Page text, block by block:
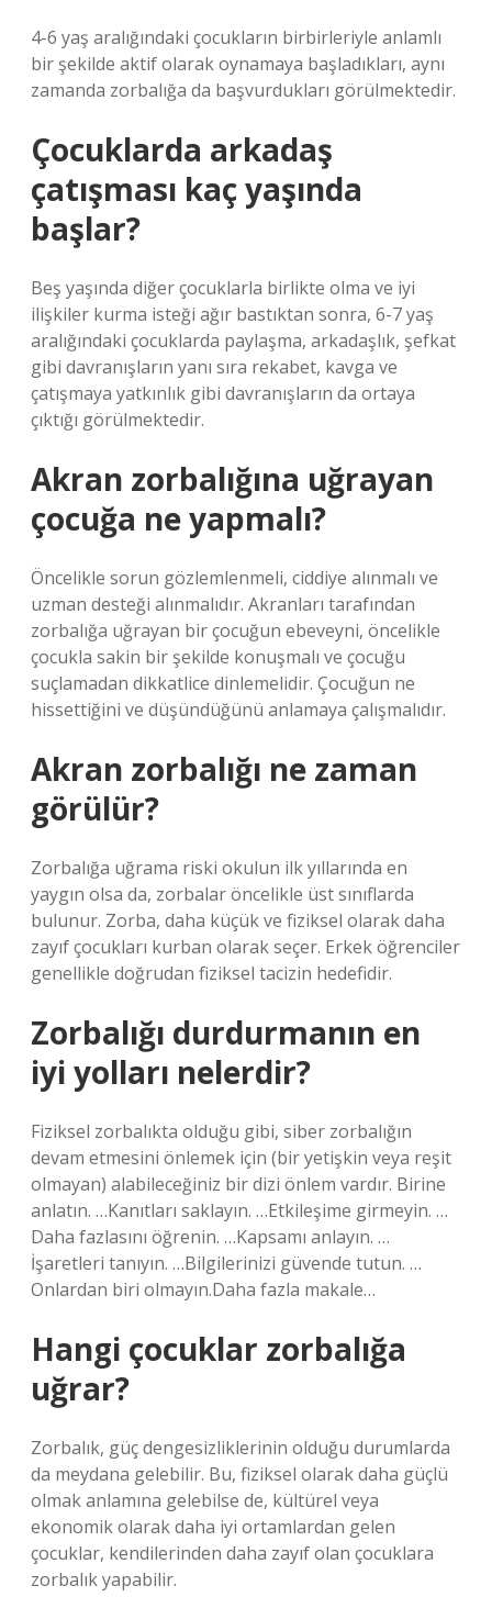
4-6 yaş aralığındaki çocukların birbirleriyle anlamlı
bir şekilde aktif olarak oynamaya başladıkları, aynı
zamanda zorbalığa da başvurdukları görülmektedir.
Çocuklarda arkadaş
çatışması kaç yaşında
başlar?
Beş yaşında diğer çocuklarla birlikte olma ve iyi
ilişkiler kurma isteği ağır bastıktan sonra, 6-7 yaş
aralığındaki çocuklarda paylaşma, arkadaşlık, şefkat
gibi davranışların yanı sıra rekabet, kavga ve
çatışmaya yatkınlık gibi davranışların da ortaya
çıktığı görülmektedir.
Akran zorbalığına uğrayan
çocuğa ne yapmalı?
Öncelikle sorun gözlemlenmeli, ciddiye alınmalı ve
uzman desteği alınmalıdır. Akranları tarafından
zorbalığa uğrayan bir çocuğun ebeveyni, öncelikle
çocukla sakin bir şekilde konuşmalı ve çocuğu
suçlamadan dikkatlice dinlemelidir. Çocuğun ne
hissettiğini ve düşündüğünü anlamaya çalışmalıdır.
Akran zorbalığı ne zaman
görülür?
Zorbalığa uğrama riski okulun ilk yıllarında en
yaygın olsa da, zorbalar öncelikle üst sınıflarda
bulunur. Zorba, daha küçük ve fiziksel olarak daha
zayıf çocukları kurban olarak seçer. Erkek öğrenciler
genellikle doğrudan fiziksel tacizin hedefidir.
Zorbalığı durdurmanın en
iyi yolları nelerdir?
Fiziksel zorbalıkta olduğu gibi, siber zorbalığın
devam etmesini önlemek için (bir yetişkin veya reşit
olmayan) alabileceğiniz bir dizi önlem vardır. Birine
anlatın. …Kanıtları saklayın. …Etkileşime girmeyin. …
Daha fazlasını öğrenin. …Kapsamı anlayın. …
İşaretleri tanıyın. …Bilgilerinizi güvende tutun. …
Onlardan biri olmayın.Daha fazla makale…
Hangi çocuklar zorbalığa
uğrar?
Zorbalık, güç dengesizliklerinin olduğu durumlarda
da meydana gelebilir. Bu, fiziksel olarak daha güçlü
olmak anlamına gelebilse de, kültürel veya
ekonomik olarak daha iyi ortamlardan gelen
çocuklar, kendilerinden daha zayıf olan çocuklara
zorbalık yapabilir.